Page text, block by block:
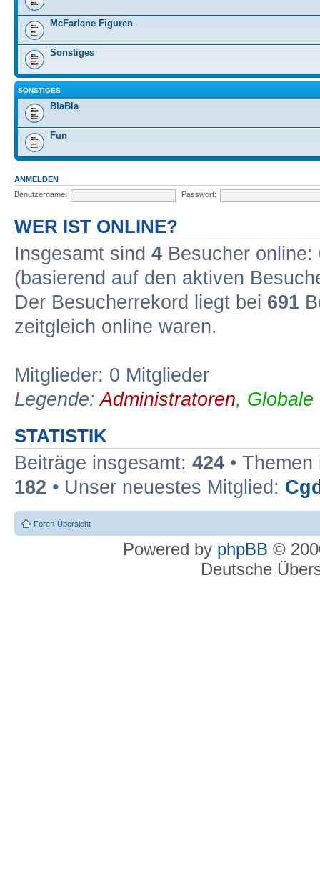
McFarlane Figuren
Sonstiges
SONSTIGES
BlaBla
Fun
ANMELDEN
Benutzername:
Passwort:
WER IST ONLINE?
Insgesamt sind 4 Besucher
(basierend auf den aktiven
Der Besucherrekord liegt bei 691
zeitgleich online waren.
Mitglieder: 0 Mitglieder
Legende:Administratoren, Globale
STATISTIK
Beiträge insgesamt: 424 •
182 • Unser neuestes Mitglied:
Foren-Übersicht
Powered by phpBB ©
Deutsche